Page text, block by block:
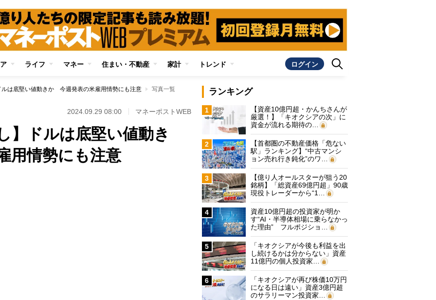
ライフ マネー 住まい・不動産 家計 トレンド ログイン
ルは底堅い値動きか 今週発表の米雇用情勢にも注意 写真一覧
2024.09.29 08:00 マネーポストWEB
】ドルは底堅い値動き
用情勢にも注意
ランキング
1
【資産10億円超・かんちさんが
厳選！】「キオクシアの次」に
資金が流れる期待の…
2
【首都圏の不動産価格「危ない
駅」ランキング】“中古マンシ
ョン売れ行き鈍化”のワ…
3
【億り人オールスターが狙う20
銘柄】「総資産69億円超」90歳
現役トレーダーから“1…
4
資産10億円超の投資家が明か
す“AI・半導体相場に乗らなかっ
た理由” フルポジショ…
5
「キオクシアが今後も利益を出
し続けるかは分からない」資産
11億円の個人投資家…
6
「キオクシアが再び株価10万円
になる日は遠い」資産3億円超
のサラリーマン投資家…